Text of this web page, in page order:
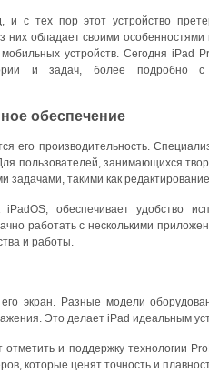
и с тех пор этот устройство
них обладает своими
устройств. Сегодня iPad
и задач, более
обеспечение
его производительность.
пользователей, занимающихся
задачами, такими как
обеспечивает удобство
работать с несколькими
и работы.
экран. Разные модели
Это делает iPad идеальным
и поддержку технологии
которые ценят точность и